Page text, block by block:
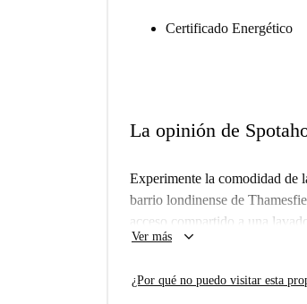
Certificado Energético
La opinión de
Experimente la comodidad de
barrio londinense de
acceso compartido a una
están incluidos.
Thamesfield cuenta con
Ver más keyboard_arrow_down
¿Por qué no puedo visitar esta